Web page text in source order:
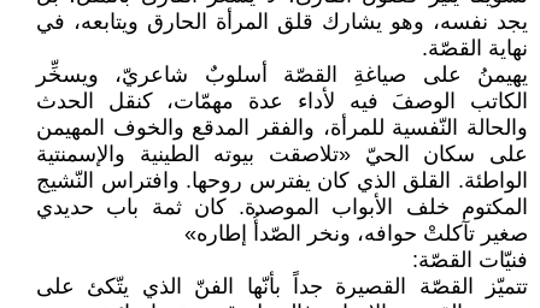
يجد نفسه، وهو يشارك قلق المرأة الحارق ويتابعه، في
نهاية القصّة.
يهيمنُ على صياغةِ القصّة أسلوبٌ شاعريّ، ويسخِّر
الكاتب الوصفَ فيه لأداء عدة مهمّات، كنقل الحدث
والحالة النّفسية للمرأة، والفقر المدقع والخوف المهيمن
على سكان الحيّ «تلاصقت بيوته الطينية والإسمنتية
الواطئة. القلق الذي كان يفترس روحها. وافتراس النّشيج
المكتوم خلف الأبواب الموصدة. كان ثمة باب حديدي
صغير تآكلتْ حوافه، ونخر الصّدأُ إطاره»
فنيّات القصّة:
تتميّز القصّة القصيرة جداً بأنّها الفنّ الذي يتّكئ على